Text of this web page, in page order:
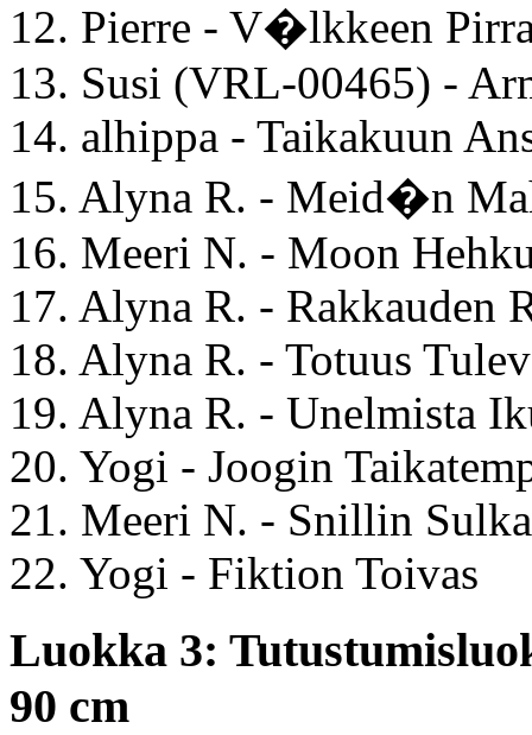
12. Pierre - V�lkkeen
13. Susi (VRL-00465) -
14. alhippa - Taikakuun
15. Alyna R. - Meid�n
16. Meeri N. - Moon
17. Alyna R. - Rakkauden
18. Alyna R. - Totuus
19. Alyna R. - Unelmista
20. Yogi - Joogin
21. Meeri N. - Snillin
22. Yogi - Fiktion Toivas
Luokka 3:
90 cm